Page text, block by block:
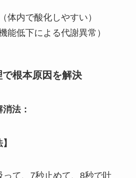
体内で酸化しやすい）
能低下による代謝異常）
根本原因を解決
法：
って、7秒止めて、8秒で吐